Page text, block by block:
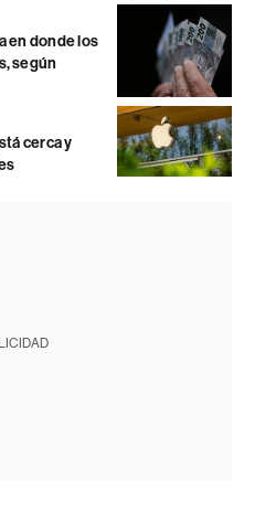
en donde los
según
cerca y